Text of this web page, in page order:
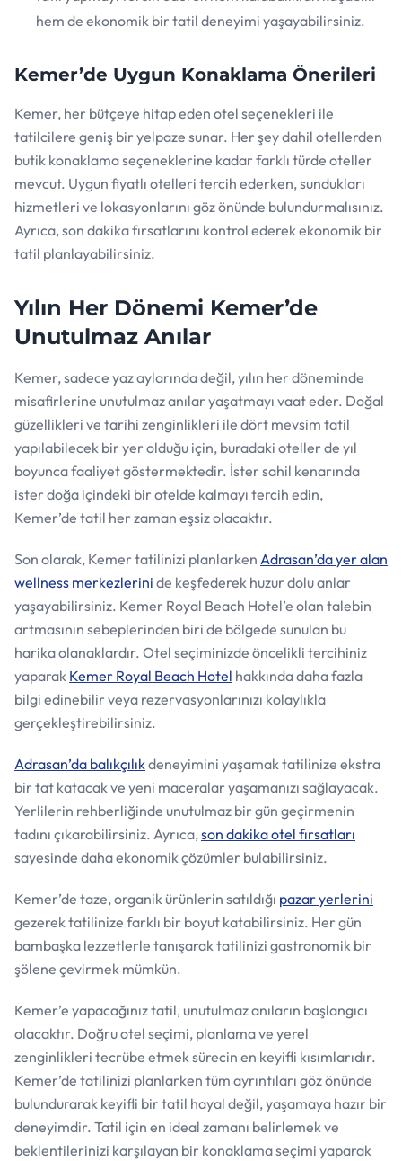
hem de ekonomik bir tatil deneyimi yaşayabilirsiniz.
Kemer’de Uygun Konaklama Önerileri
Kemer, her bütçeye hitap eden otel seçenekleri ile
tatilcilere geniş bir yelpaze sunar. Her şey dahil otellerden
butik konaklama seçeneklerine kadar farklı türde oteller
mevcut. Uygun fiyatlı otelleri tercih ederken, sundukları
hizmetleri ve lokasyonlarını göz önünde bulundurmalısınız.
Ayrıca, son dakika fırsatlarını kontrol ederek ekonomik bir
tatil planlayabilirsiniz.
Yılın Her Dönemi Kemer’de
Unutulmaz Anılar
Kemer, sadece yaz aylarında değil, yılın her döneminde
misafirlerine unutulmaz anılar yaşatmayı vaat eder. Doğal
güzellikleri ve tarihi zenginlikleri ile dört mevsim tatil
yapılabilecek bir yer olduğu için, buradaki oteller de yıl
boyunca faaliyet göstermektedir. İster sahil kenarında
ister doğa içindeki bir otelde kalmayı tercih edin,
Kemer’de tatil her zaman eşsiz olacaktır.
Son olarak, Kemer tatilinizi planlarken Adrasan’da yer alan
wellness merkezlerini de keşfederek huzur dolu anlar
yaşayabilirsiniz. Kemer Royal Beach Hotel’e olan talebin
artmasının sebeplerinden biri de bölgede sunulan bu
harika olanaklardır. Otel seçiminizde öncelikli tercihiniz
yaparak Kemer Royal Beach Hotel hakkında daha fazla
bilgi edinebilir veya rezervasyonlarınızı kolaylıkla
gerçekleştirebilirsiniz.
Adrasan’da balıkçılıkdeneyimini yaşamak tatilinize ekstra
bir tat katacak ve yeni maceralar yaşamanızı sağlayacak.
Yerlilerin rehberliğinde unutulmaz bir gün geçirmenin
tadını çıkarabilirsiniz. Ayrıca,son dakika otel fırsatları
sayesinde daha ekonomik çözümler bulabilirsiniz.
Kemer’de taze, organik ürünlerin satıldığı pazar yerlerini
gezerek tatilinize farklı bir boyut katabilirsiniz. Her gün
bambaşka lezzetlerle tanışarak tatilinizi gastronomik bir
şölene çevirmek mümkün.
Kemer’e yapacağınız tatil, unutulmaz anıların başlangıcı
olacaktır. Doğru otel seçimi, planlama ve yerel
zenginlikleri tecrübe etmek sürecin en keyifli kısımlarıdır.
Kemer’de tatilinizi planlarken tüm ayrıntıları göz önünde
bulundurarak keyifli bir tatil hayal değil, yaşamaya hazır bir
deneyimdir. Tatil için en ideal zamanı belirlemek ve
beklentilerinizi karşılayan bir konaklama seçimi yaparak